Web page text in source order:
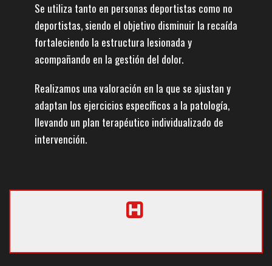
Se utiliza tanto en personas deportistas como no
deportistas, siendo el objetivo disminuir la recaída
fortaleciendo la estructura lesionada y
acompañando en la gestión del dolor.
Realizamos una valoración en la que se ajustan y
adaptan los ejercicios específicos a la patología,
llevando un plan terapéutico individualizado de
intervención.
MEJORA DE RELACIÓN CON EL DOLOR